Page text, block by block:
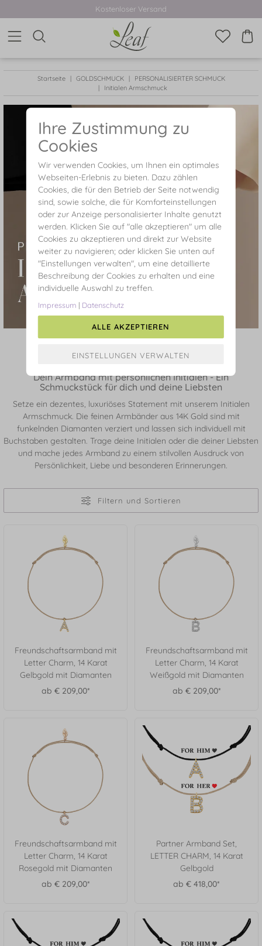
Kostenloser Versand
Startseite GOLDSCHMUCK
PERSONALISIERTER SCHMUCK
Initialen Armschmuck
Initialen Armschmuck
Dein Armband mit persönlichen Initialen - Ein
Schmuckstück für dich und deine Liebsten
Setze ein dezentes, luxuriöses Statement mit unserem Initialen
Armschmuck. Die feinen Armbänder aus 14K Gold sind mit
funkelnden Diamanten verziert und lassen sich individuell mit
Buchstaben gestalten. Trage deine Initialen oder die deiner Liebsten
und mache jedes Armband zu einem stilvollen Ausdruck von
Persönlichkeit, Liebe und besonderen Erinnerungen.
Filtern und Sortieren
Freundschaftsarmband mit
Letter Charm, 14 Karat
Gelbgold mit Diamanten
ab € 209,00*
Freundschaftsarmband mit
Letter Charm, 14 Karat
Weißgold mit Diamanten
ab € 209,00*
Freundschaftsarmband mit
Letter Charm, 14 Karat
Rosegold mit Diamanten
ab € 209,00*
Partner Armband Set,
LETTER CHARM, 14 Karat
Gelbgold
ab € 418,00*
Ihre Zustimmung zu
Cookies
Wir verwenden Cookies, um Ihnen ein optimales
Webseiten-Erlebnis zu bieten. Dazu zählen
Cookies, die für den Betrieb der Seite notwendig
sind, sowie solche, die für Komforteinstellungen
oder zur Anzeige personalisierter Inhalte genutzt
werden. Klicken Sie auf "alle akzeptieren" um alle
Cookies zu akzeptieren und direkt zur Website
weiter zu navigieren; oder klicken Sie unten auf
"Einstellungen verwalten", um eine detaillierte
Beschreibung der Cookies zu erhalten und eine
individuelle Auswahl zu treffen.
Impressum | Datenschutz
ALLE AKZEPTIEREN